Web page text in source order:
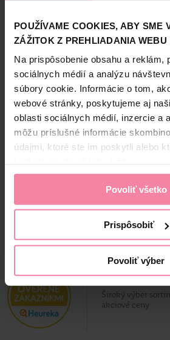
POUŽÍVAME COOKIES, ABY SME
ZÁŽITOK Z PREHLIADANIA WEBU
Na prispôsobenie obsahu a reklám,
sociálnych médií a analýzu
súbory cookie. Informácie o tom,
webové stránky, poskytujeme aj
oblasti sociálnych médií, inzercie a
môžu príslušné informácie
údajmi, ktoré ste im poskytli alebo
Povoliť všetko
Prispôsobiť
Povoliť výber
Vileda Proclean microfibre
2 + 1 ks
3, 49
Široký výber
akciové ceny